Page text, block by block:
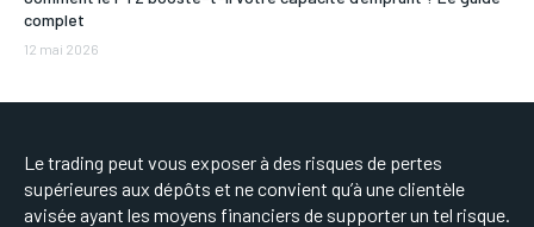
complet
12 mai 2026
Le trading peut vous exposer à des risques de pertes
supérieures aux dépôts et ne convient qu’à une clientèle
avisée ayant les moyens financiers de supporter un tel risque.